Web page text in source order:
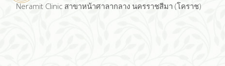
Neramit Clinic สาขาหน้าศาลากลาง นครราชสีมา (โคราช)